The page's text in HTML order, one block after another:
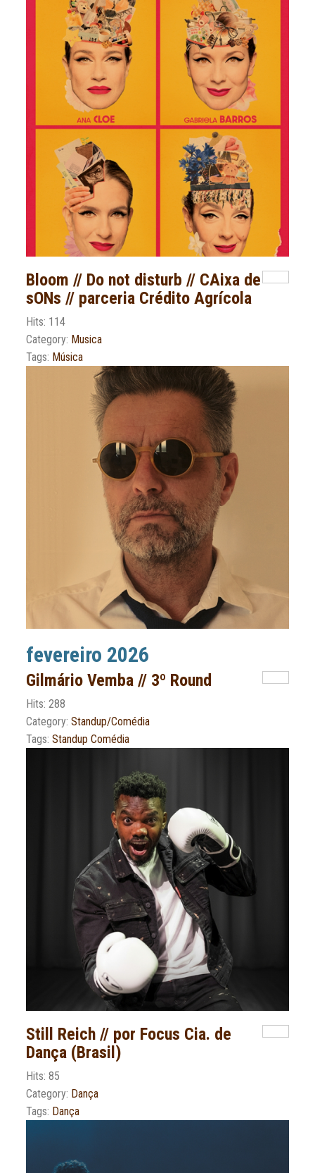
Bloom // Do not disturb // CAixa de
sONs // parceria Crédito Agrícola
Hits: 114
Category: Musica
Tags: Música
fevereiro 2026
Gilmário Vemba // 3º Round
Hits: 288
Category:Standup/Comédia
Tags:Standup Comédia
Still Reich // por Focus Cia. de
Dança (Brasil)
Hits: 85
Category: Dança
Tags: Dança